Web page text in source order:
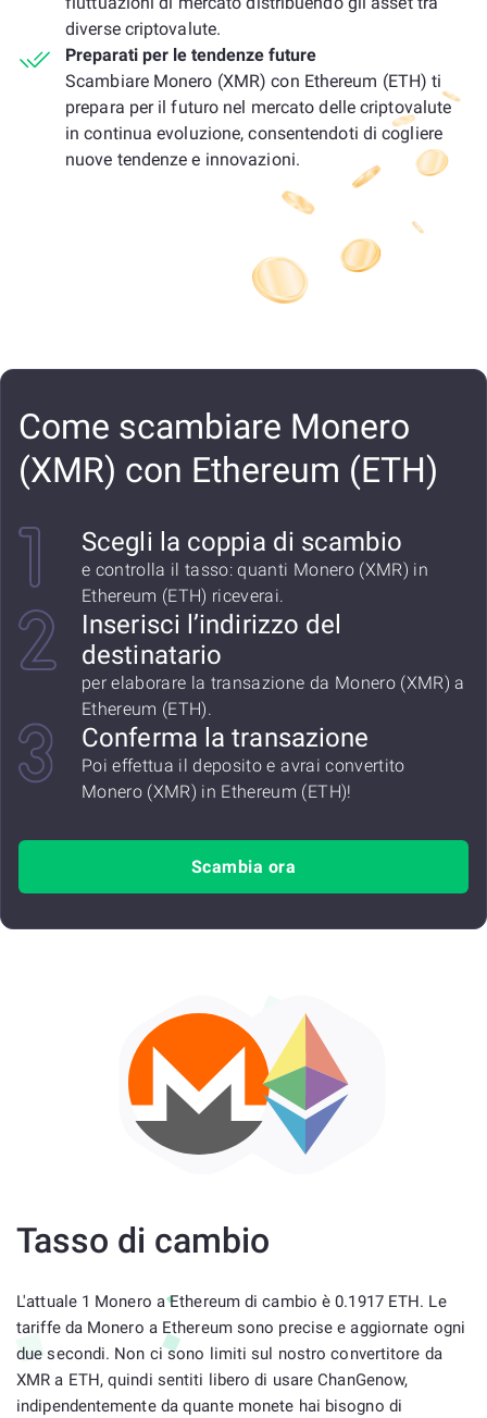
diverse criptovalute.
Preparati per le tendenze future
Scambiare Monero (XMR) con Ethereum (ETH) ti
prepara per il futuro nel mercato delle criptovalute
in continua evoluzione, consentendoti di cogliere
nuove tendenze e innovazioni.
Come scambiare Monero
(XMR) con Ethereum (ETH)
Scegli la coppia di scambio
e controlla il tasso: quanti Monero (XMR) in
Ethereum (ETH) riceverai.
Inserisci l’indirizzo del
destinatario
per elaborare la transazione da Monero (XMR) a
Ethereum (ETH).
Conferma la transazione
Poi effettua il deposito e avrai convertito
Monero (XMR) in Ethereum (ETH)!
Scambia ora
Tasso di cambio
L'attuale 1 Monero a Ethereum di cambio è 0.1917 ETH. Le
tariffe da Monero a Ethereum sono precise e aggiornate ogni
due secondi. Non ci sono limiti sul nostro convertitore da
XMR a ETH, quindi sentiti libero di usare ChanGenow,
indipendentemente da quante monete hai bisogno di